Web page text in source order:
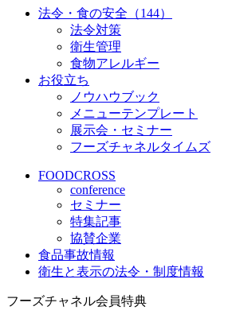
法令・食の安全（144）
法令対策
衛生管理
食物アレルギー
お役立ち
ノウハウブック
メニューテンプレート
展示会・セミナー
フーズチャネルタイムズ
FOODCROSS
conference
セミナー
特集記事
協賛企業
食品事故情報
衛生と表示の法令・制度情報
フーズチャネル会員特典